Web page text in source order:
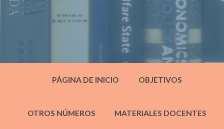
PÁGINA DE INICIO OBJETIVOS
OTROS NÚMEROS MATERIALES DOCENTES